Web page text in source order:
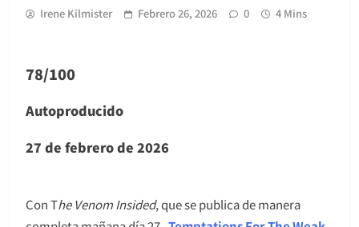
Irene Kilmister Febrero 26, 2026 0 4 Mins
78/100
Autoproducido
27 de febrero de 2026
Con The Venom Insided, que se publica de manera